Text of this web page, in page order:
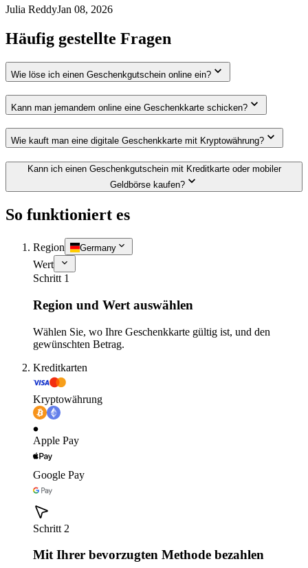
Julia ReddyJan 08, 2026
Häufig gestellte Fragen
Wie löse ich einen Geschenkgutschein online ein?
Kann man jemandem online eine Geschenkkarte schicken?
Wie kauft man eine digitale Geschenkkarte mit Kryptowährung?
Kann ich einen Geschenkgutschein mit Kreditkarte oder mobiler
Geldbörse kaufen?
So funktioniert es
Region Germany
Wert
Schritt 1
Region und Wert auswählen
Wählen Sie, wo Ihre Geschenkkarte gültig ist, und den
gewünschten Betrag.
Kreditkarten
Kryptowährung
Apple Pay
Google Pay
Schritt 2
Mit Ihrer bevorzugten Methode bezahlen